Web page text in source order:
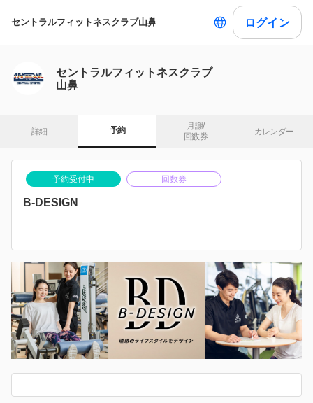
セントラルフィットネスクラブ山鼻 ログイン
セントラルフィットネスクラブ
山鼻
詳細 予約
月謝/
回数券
カレンダー
予約受付中 回数券
B-DESIGN